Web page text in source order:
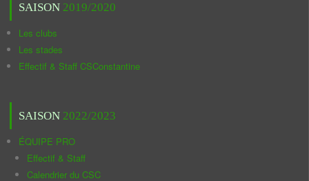
SAISON 2019/2020
Les clubs
Les stades
Effectif & Staff CSConstantine
SAISON 2022/2023
ÉQUIPE PRO
Effectif & Staff
Calendrier du CSC